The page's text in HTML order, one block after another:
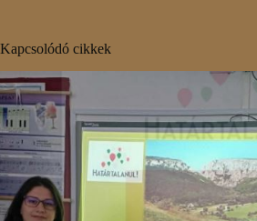
Kapcsolódó cikkek